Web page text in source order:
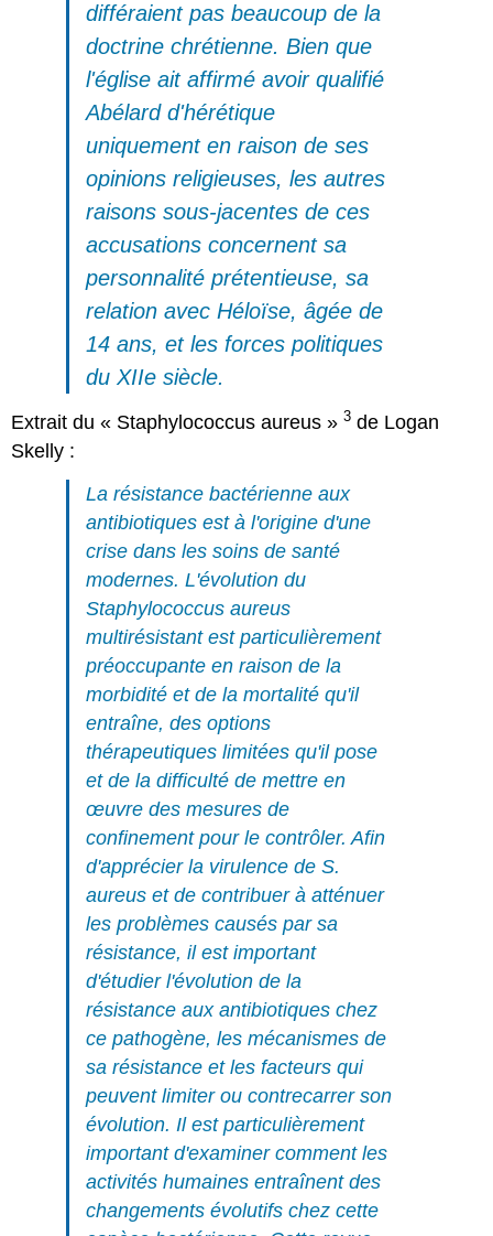
différaient pas beaucoup de la
doctrine chrétienne. Bien que
l'église ait affirmé avoir qualifié
Abélard d'hérétique
uniquement en raison de ses
opinions religieuses, les autres
raisons sous-jacentes de ces
accusations concernent sa
personnalité prétentieuse, sa
relation avec Héloïse, âgée de
14 ans, et les forces politiques
du XIIe siècle.
Extrait du « Staphylococcus aureus »3 de Logan
Skelly :
La résistance bactérienne aux
antibiotiques est à l'origine d'une
crise dans les soins de santé
modernes. L'évolution du
Staphylococcus aureus
multirésistant est particulièrement
préoccupante en raison de la
morbidité et de la mortalité qu'il
entraîne, des options
thérapeutiques limitées qu'il pose
et de la difficulté de mettre en
œuvre des mesures de
confinement pour le contrôler. Afin
d'apprécier la virulence deS.
aureus et de contribuer à atténuer
les problèmes causés par sa
résistance, il est important
d'étudier l'évolution de la
résistance aux antibiotiques chez
ce pathogène, les mécanismes de
sa résistance et les facteurs qui
peuvent limiter ou contrecarrer son
évolution. Il est particulièrement
important d'examiner comment les
activités humaines entraînent des
changements évolutifs chez cette